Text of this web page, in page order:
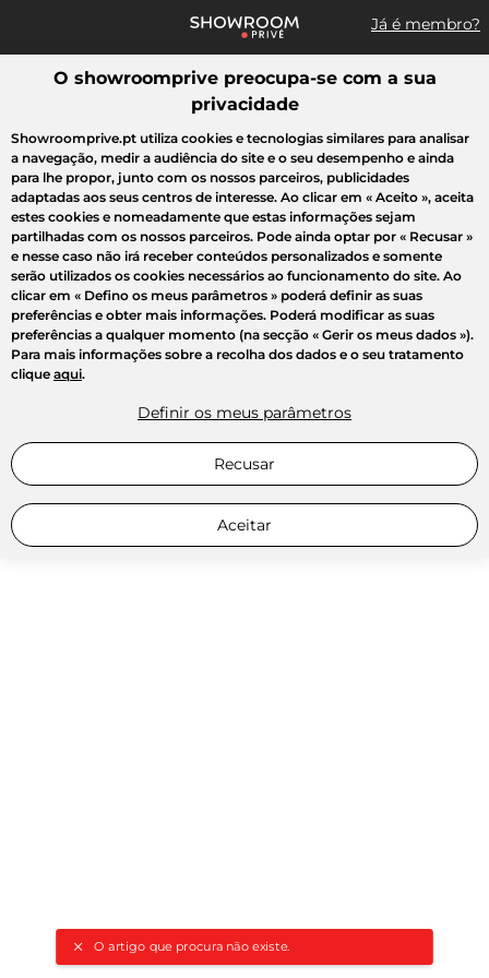
Já é membro?
Pesquisar uma marca, um artigo, uma venda...
O artigo que procura não existe.
Todas as vendas Moda Desporto Casa Criança Beleza
O showroomprive preocupa-se com a sua
privacidade
Showroomprive.pt utiliza cookies e tecnologias similares para analisar
a navegação, medir a audiência do site e o seu desempenho e ainda
para lhe propor, junto com os nossos parceiros, publicidades
adaptadas aos seus centros de interesse. Ao clicar em « Aceito », aceita
estes cookies e nomeadamente que estas informações sejam
partilhadas com os nossos parceiros. Pode ainda optar por « Recusar »
e nesse caso não irá receber conteúdos personalizados e somente
serão utilizados os cookies necessários ao funcionamento do site. Ao
clicar em « Defino os meus parâmetros » poderá definir as suas
preferências e obter mais informações. Poderá modificar as suas
preferências a qualquer momento (na secção « Gerir os meus dados »).
Para mais informações sobre a recolha dos dados e o seu tratamento
clique aqui.
Definir os meus parâmetros
Recusar
Aceitar